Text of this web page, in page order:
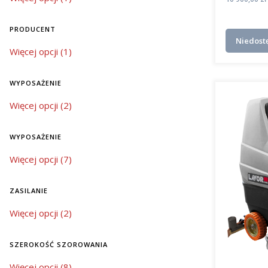
PRODUCENT
Producent
Więcej opcji (1)
WYPOSAŻENIE
wyposażenie
Więcej opcji (2)
WYPOSAŻENIE
wyposażenie
Więcej opcji (7)
ZASILANIE
zasilanie
Więcej opcji (2)
SZEROKOŚĆ SZOROWANIA